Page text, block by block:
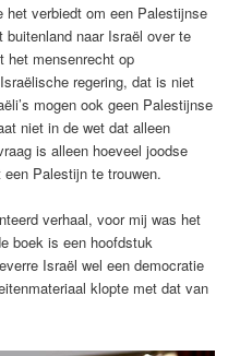
het verbiedt om een Palestijnse
naar Israël over te
het mensenrecht op
regering, dat is niet
mogen ook geen Palestijnse
niet in de wet dat alleen
is alleen hoeveel joodse
een Palestijn te trouwen.
verhaal, voor mij was het
boek is een hoofdstuk
Israël wel een democratie
klopte met dat van